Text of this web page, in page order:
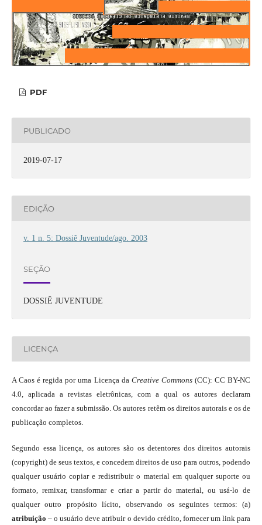
PDF
PUBLICADO
2019-07-17
EDIÇÃO
v. 1 n. 5: Dossiê Juventude/ago. 2003
SEÇÃO
DOSSIÊ JUVENTUDE
LICENÇA
A Caos é regida por uma Licença da Creative Commons(CC): CC BY-NC
4.0, aplicada a revistas eletrônicas, com a qual os autores declaram
concordar ao fazer a submissão. Os autores retêm os direitos autorais e os de
publicação completos.
Segundo essa licença, os autores são os detentores dos direitos autorais
(copyright) de seus textos, e concedem direitos de uso para outros, podendo
qualquer usuário copiar e redistribuir o material em qualquer suporte ou
formato, remixar, transformar e criar a partir do material, ou usá-lo de
qualquer outro propósito lícito, observando os seguintes termos: (a)
atribuição – o usuário deve atribuir o devido crédito, fornecer um link para